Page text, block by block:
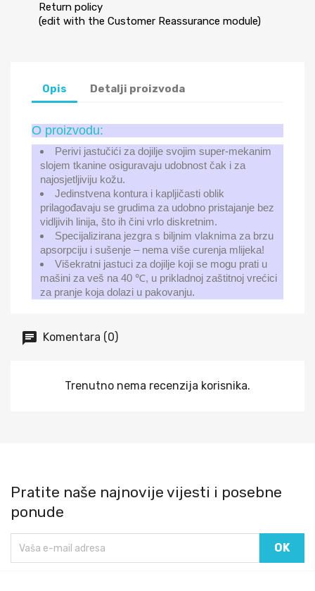
Return policy
(edit with the Customer Reassurance module)
Opis Detalji proizvoda
O proizvodu:
Perivi jastučići za dojilje svojim super-mekanim
slojem tkanine osiguravaju udobnost čak i za
najosjetljiviju kožu.
Jedinstvena kontura i kapljičasti oblik
prilagođavaju se grudima za udobno pristajanje bez
vidljivih linija, što ih čini vrlo diskretnim.
Specijalizirana jezgra s biljnim vlaknima za brzu
apsorpciju i sušenje – nema više curenja mlijeka!
Višekratni jastuci za dojilje koji se mogu prati u
mašini za veš na 40 ℃, u prikladnoj zaštitnoj vrećici
za pranje koja dolazi u pakovanju.
Komentara (0)
Trenutno nema recenzija korisnika.
Pratite naše najnovije vijesti i posebne
ponude